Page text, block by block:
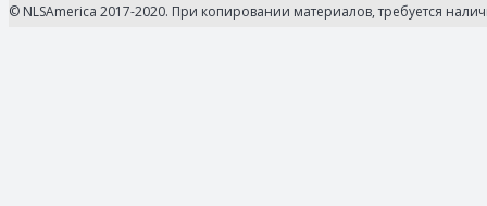
© NLSAmerica 2017-2020. При копировании материалов, требуется